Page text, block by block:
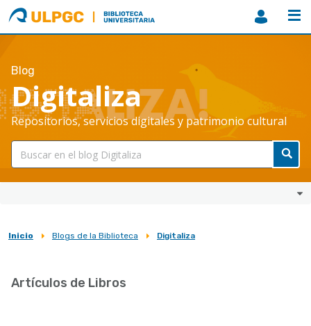
ULPGC
Biblioteca
ULPGC
Blog
Digitaliza
Repositorios, servicios digitales y patrimonio cultural
Sobrescribir
de
Inicio Blogs de la Biblioteca Digitaliza
Artículos de Libros